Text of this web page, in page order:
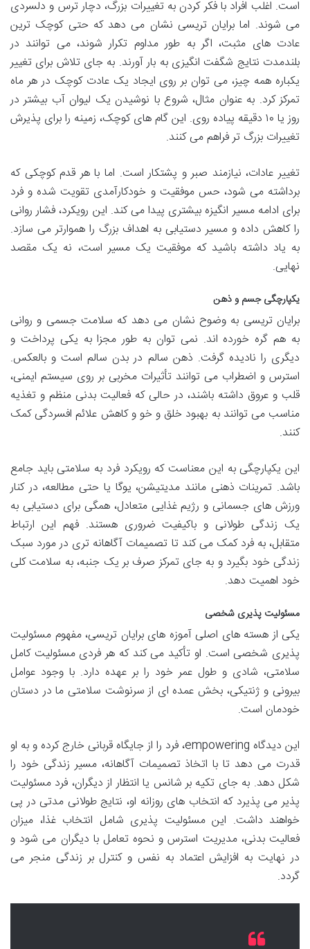
است. اغلب افراد با فکر کردن به تغییرات بزرگ، دچار ترس و دلسردی
می شوند. اما برایان تریسی نشان می دهد که حتی کوچک ترین
عادت های مثبت، اگر به طور مداوم تکرار شوند، می توانند در
بلندمدت نتایج شگفت انگیزی به بار آورند. به جای تلاش برای تغییر
یکباره همه چیز، می توان بر روی ایجاد یک عادت کوچک در هر ماه
تمرکز کرد. به عنوان مثال، شروع با نوشیدن یک لیوان آب بیشتر در
روز یا ۱۰ دقیقه پیاده روی. این گام های کوچک، زمینه را برای پذیرش
تغییرات بزرگ تر فراهم می کنند.
تغییر عادات، نیازمند صبر و پشتکار است. اما با هر قدم کوچکی که
برداشته می شود، حس موفقیت و خودکارآمدی تقویت شده و فرد
برای ادامه مسیر انگیزه بیشتری پیدا می کند. این رویکرد، فشار روانی
را کاهش داده و مسیر دستیابی به اهداف بزرگ را هموارتر می سازد.
به یاد داشته باشید که موفقیت یک مسیر است، نه یک مقصد
نهایی.
یکپارچگی جسم و ذهن
برایان تریسی به وضوح نشان می دهد که سلامت جسمی و روانی
به هم گره خورده اند. نمی توان به طور مجزا به یکی پرداخت و
دیگری را نادیده گرفت. ذهن سالم در بدن سالم است و بالعکس.
استرس و اضطراب می توانند تأثیرات مخربی بر روی سیستم ایمنی،
قلب و عروق داشته باشند، در حالی که فعالیت بدنی منظم و تغذیه
مناسب می توانند به بهبود خلق و خو و کاهش علائم افسردگی کمک
کنند.
این یکپارچگی به این معناست که رویکرد فرد به سلامتی باید جامع
باشد. تمرینات ذهنی مانند مدیتیشن، یوگا یا حتی مطالعه، در کنار
ورزش های جسمانی و رژیم غذایی متعادل، همگی برای دستیابی به
یک زندگی طولانی و باکیفیت ضروری هستند. فهم این ارتباط
متقابل، به فرد کمک می کند تا تصمیمات آگاهانه تری در مورد سبک
زندگی خود بگیرد و به جای تمرکز صرف بر یک جنبه، به سلامت کلی
خود اهمیت دهد.
مسئولیت پذیری شخصی
یکی از هسته های اصلی آموزه های برایان تریسی، مفهوم مسئولیت
پذیری شخصی است. او تأکید می کند که هر فردی مسئولیت کامل
سلامتی، شادی و طول عمر خود را بر عهده دارد. با وجود عوامل
بیرونی و ژنتیکی، بخش عمده ای از سرنوشت سلامتی ما در دستان
خودمان است.
این دیدگاه empowering، فرد را از جایگاه قربانی خارج کرده و به او
قدرت می دهد تا با اتخاذ تصمیمات آگاهانه، مسیر زندگی خود را
شکل دهد. به جای تکیه بر شانس یا انتظار از دیگران، فرد مسئولیت
پذیر می پذیرد که انتخاب های روزانه او، نتایج طولانی مدتی در پی
خواهند داشت. این مسئولیت پذیری شامل انتخاب غذا، میزان
فعالیت بدنی، مدیریت استرس و نحوه تعامل با دیگران می شود و
در نهایت به افزایش اعتماد به نفس و کنترل بر زندگی منجر می
گردد.